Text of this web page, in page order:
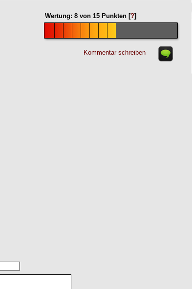
Wertung: 8 von 15 Punkten [?]
Kommentar schreiben